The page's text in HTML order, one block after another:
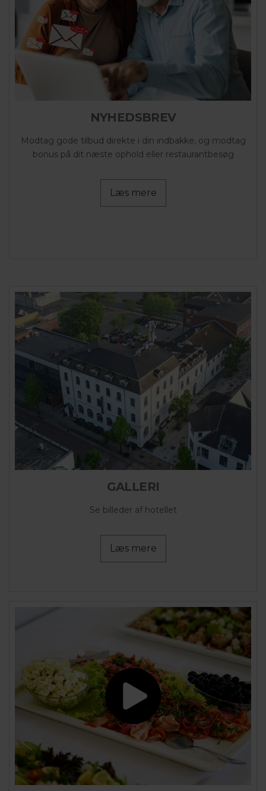
NYHEDSBREV
Modtag gode tilbud direkte i din indbakke, og modtag
bonus på dit næste ophold eller restaurantbesøg
Læs mere
GALLERI
Se billeder af hotellet
Læs mere